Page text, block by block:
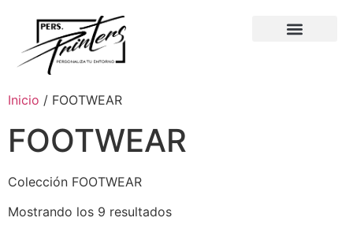
Inicio / FOOTWEAR
FOOTWEAR
Colección FOOTWEAR
Mostrando los 9 resultados